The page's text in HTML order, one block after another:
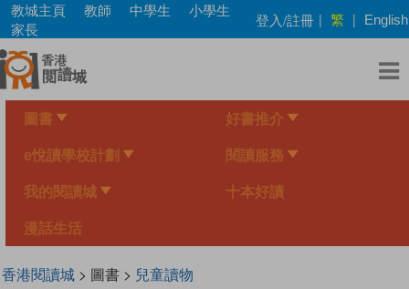
Skip
main
content
教城主頁 教師 中學生
小學生
家長
登入/註冊 | 繁 | English
圖書 好書推介
e悅讀學校計劃 閱讀服務
我的閱讀城 十本好讀
漫話生活
香港閱讀城> 圖書 > 兒童讀物